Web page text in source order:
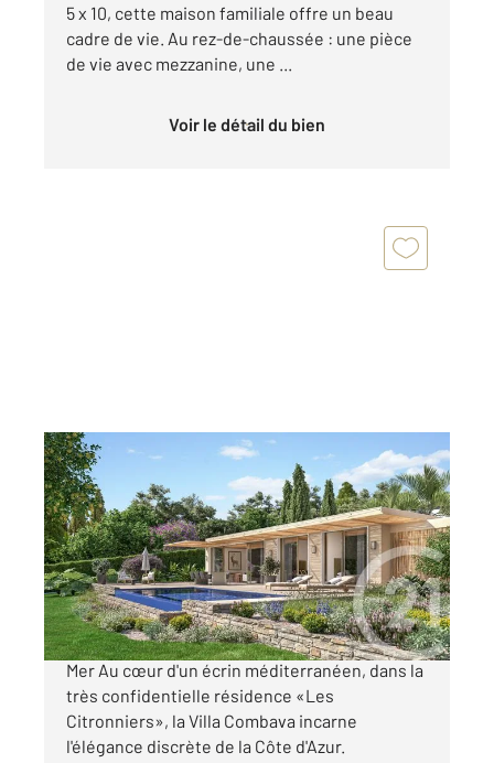
5 x 10, cette maison familiale offre un beau
cadre de vie. Au rez-de-chaussée : une pièce
de vie avec mezzanine, une ...
Voir le détail du bien
RAYOL CANADEL SUR MER 83
136 m
, 4 pièces
Ref : 1727
Maison à vendre
2 240 000 €
À vendre Villa Combava, Rayol-Canadel-sur-
Mer Au cœur d'un écrin méditerranéen, dans la
très confidentielle résidence «Les
Citronniers», la Villa Combava incarne
l'élégance discrète de la Côte d'Azur.